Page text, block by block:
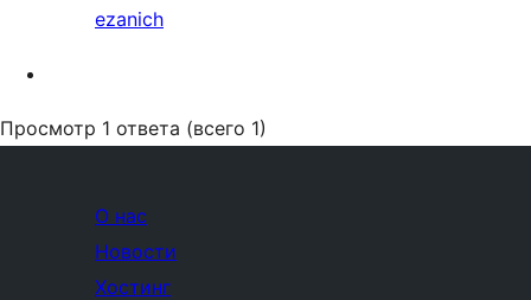
ezanich
Просмотр 1 ответа (всего 1)
О нас
Новости
Хостинг